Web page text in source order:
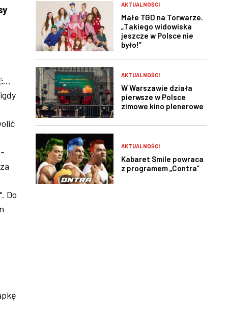
Do
AKTUALNOŚCI
Małe TGD na Torwarze.
„Takiego widowiska
jeszcze w Polsce nie
było!”
AKTUALNOŚCI
W Warszawie działa
pierwsze w Polsce
zimowe kino plenerowe
AKTUALNOŚCI
Kabaret Smile powraca
z programem „Contra”